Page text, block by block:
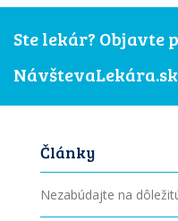
Ste lekár?
NávštevaLekára.sk
Články
Nezabúdajte na